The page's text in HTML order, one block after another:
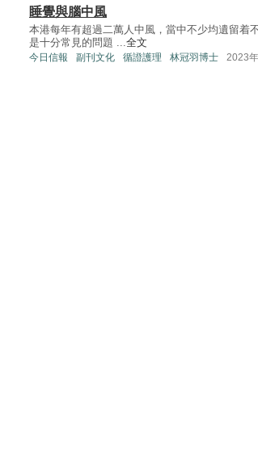
睡覺與腦中風
本港每年有超過二萬人中風，當中不少均遺留着
是十分常見的問題 ...全文
今日信報 副刊文化 循證護理 林冠羽博士 2023